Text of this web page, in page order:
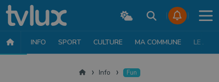
INFO SPORT CULTURE MA COMMUNE LE JT
AccueilInfo Fun